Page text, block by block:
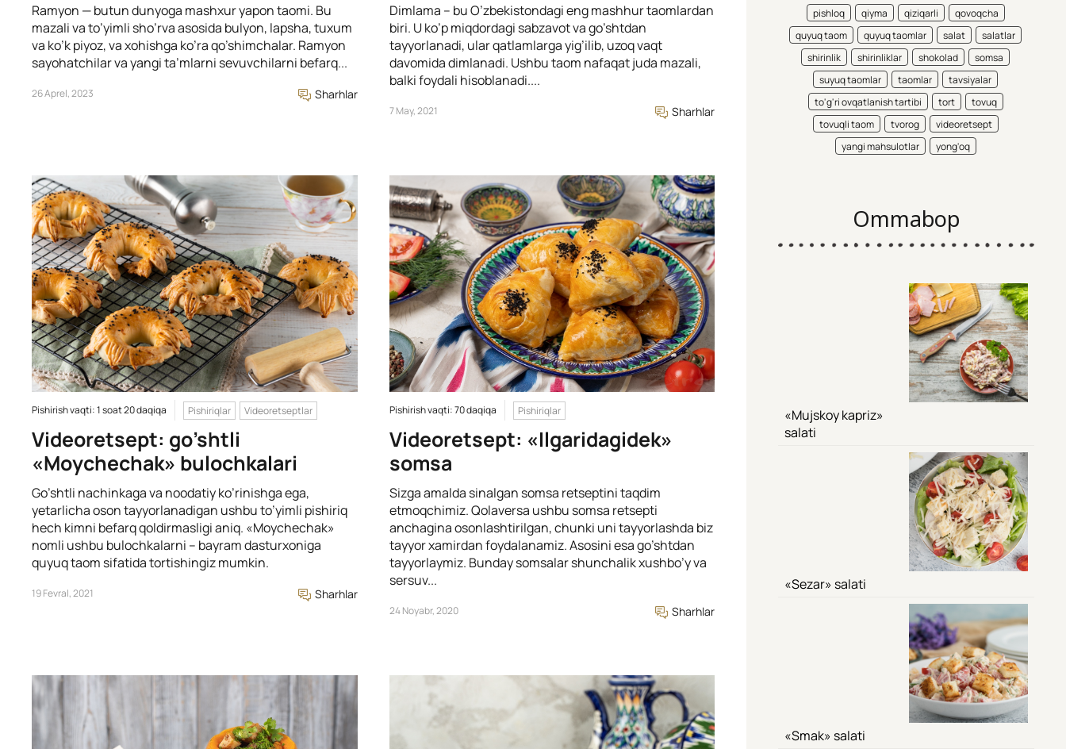
Ramyon — butun dunyoga mashxur yapon taomi. Bu
mazali va to’yimli sho’rva asosida bulyon, lapsha, tuxum
va ko’k piyoz, va xohishga ko’ra qo’shimchalar. Ramyon
sayohatchilar va yangi ta’mlarni sevuvchilarni befarq...
26 Aprel, 2023 Sharhlar
Dimlama – bu O’zbekistondagi eng mashhur taomlardan
biri. U ko’p miqdordagi sabzavot va go’shtdan
tayyorlanadi, ular qatlamlarga yig’ilib, uzoq vaqt
davomida dimlanadi. Ushbu taom nafaqat juda mazali,
balki foydali hisoblanadi....
7 May, 2021 Sharhlar
Pishirish vaqti: 1 soat 20 daqiqa Pishiriqlar Videoretseptlar
Videoretsept: go’shtli
«Moychechak» bulochkalari
Go’shtli nachinkaga va noodatiy ko’rinishga ega,
yetarlicha oson tayyorlanadigan ushbu to’yimli pishiriq
hech kimni befarq qoldirmasligi aniq. «Moychechak»
nomli ushbu bulochkalarni – bayram dasturxoniga
quyuq taom sifatida tortishingiz mumkin.
19 Fevral, 2021 Sharhlar
Pishirish vaqti: 70 daqiqa Pishiriqlar
Videoretsept: «Ilgaridagidek»
somsa
Sizga amalda sinalgan somsa retseptini taqdim
etmoqchimiz. Qolaversa ushbu somsa retsepti
anchagina osonlashtirilgan, chunki uni tayyorlashda biz
tayyor xamirdan foydalanamiz. Asosini esa go’shtdan
tayyorlaymiz. Bunday somsalar shunchalik xushbo’y va
sersuv...
24 Noyabr, 2020 Sharhlar
pishloq
qiyma qiziqarli
qovoqcha
quyuq taom
quyuq taomlar salat
salatlar
shirinlik
shirinliklar shokolad
somsa
suyuq taomlar
taomlar
tavsiyalar
to'g'ri ovqatlanish tartibi
tort
tovuq
tovuqli taom
tvorog
videoretsept
yangi mahsulotlar
yong'oq
Ommabop
«Mujskoy kapriz»
salati
«Sezar» salati
«Smak» salati